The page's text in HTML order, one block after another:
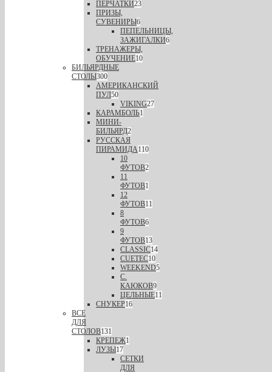
ПЕРЧАТКИ23
ПРИЗЫ,
СУВЕНИРЫ6
ПЕПЕЛЬНИЦЫ,
ЗАЖИГАЛКИ6
ТРЕНАЖЕРЫ,
ОБУЧЕНИЕ10
БИЛЬЯРДНЫЕ
СТОЛЫ300
АМЕРИКАНСКИЙ
ПУЛ50
VIKING27
КАРАМБОЛЬ1
МИНИ-
БИЛЬЯРД2
РУССКАЯ
ПИРАМИДА110
10
ФУТОВ2
11
ФУТОВ1
12
ФУТОВ11
8
ФУТОВ6
9
ФУТОВ13
CLASSIC14
CUETEC10
WEEKEND5
С.
КАЮКОВ9
ЦЕЛЬНЫЕ11
СНУКЕР16
ВСЕ
ДЛЯ
СТОЛОВ131
КРЕПЕЖ1
ЛУЗЫ17
СЕТКИ
ДЛЯ